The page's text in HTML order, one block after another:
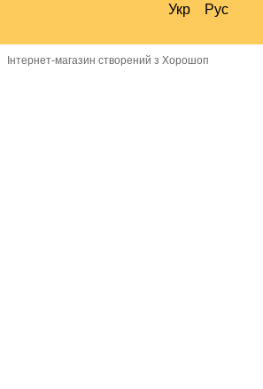
Укр Рус
Інтернет-магазин створений з Хорошоп